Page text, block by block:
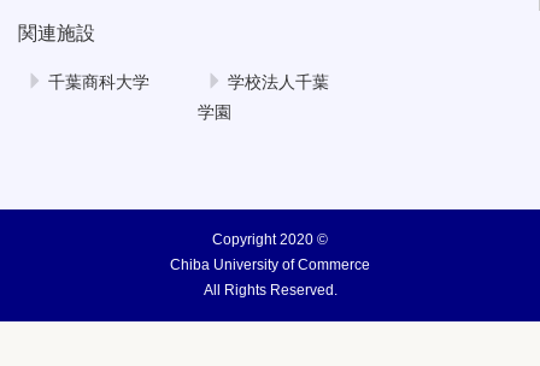
関連施設
千葉商科大学
学校法人千葉
学園
Copyright 2020 ©
Chiba University of Commerce
All Rights Reserved.